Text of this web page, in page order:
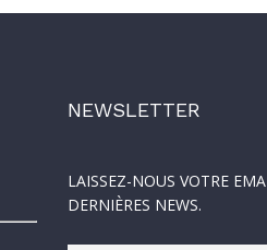
NEWSLETTER
LAISSEZ-NOUS VOTRE
DERNIÈRES NEWS.